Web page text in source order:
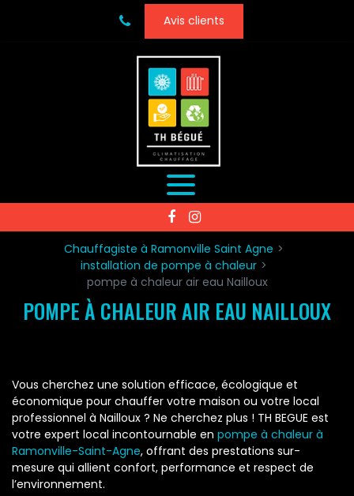
Avis clients
Chauffagiste à Ramonville Saint Agne
installation de pompe à chaleur
pompe à chaleur air eau Nailloux
POMPE À CHALEUR AIR EAU NAILLOUX
Vous cherchez une solution efficace, écologique et
économique pour chauffer votre maison ou votre local
professionnel à Nailloux ? Ne cherchez plus ! TH BEGUE est
votre expert local incontournable en pompe à chaleur à
Ramonville-Saint-Agne, offrant des prestations sur-
mesure qui allient confort, performance et respect de
l’environnement.
Panneau de gestion des cookies